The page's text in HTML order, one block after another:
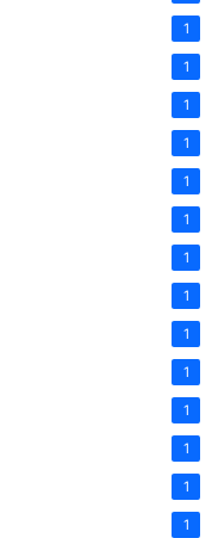
1
1
1
1
1
1
1
1
1
1
1
1
1
1